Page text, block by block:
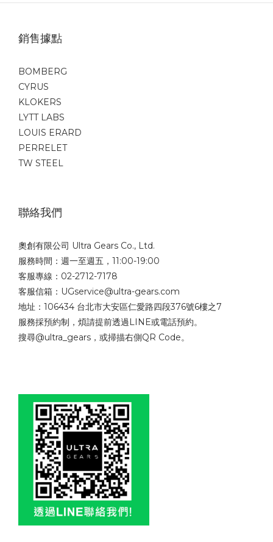
銷售據點
BOMBERG
CYRUS
KLOKERS
LYTT LABS
LOUIS ERARD
PERRELET
TW STEEL
聯絡我們
奧創有限公司 Ultra Gears Co., Ltd.
服務時間：週一至週五，11:00-19:00
客服專線：02-2712-7178
客服信箱：UGservice@ultra-gears.com
地址：106434 台北市大安區仁愛路四段376號6樓之7
服務採預約制，煩請提前透過LINE或電話預約。
搜尋@ultra_gears，或掃描右側QR Code。